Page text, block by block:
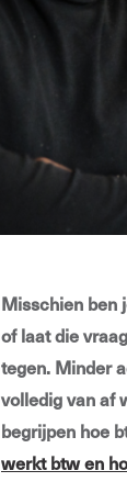
Misschien ben
of laat die
tegen. Minder
volledig van af
begrijpen hoe
werkt btw en